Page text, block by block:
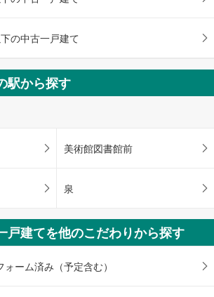
建物面積 -
の中古一戸建て
駅から探す
美術館図書館前
泉
戸建てを他のこだわりから探す
ーム済み（予定含む）